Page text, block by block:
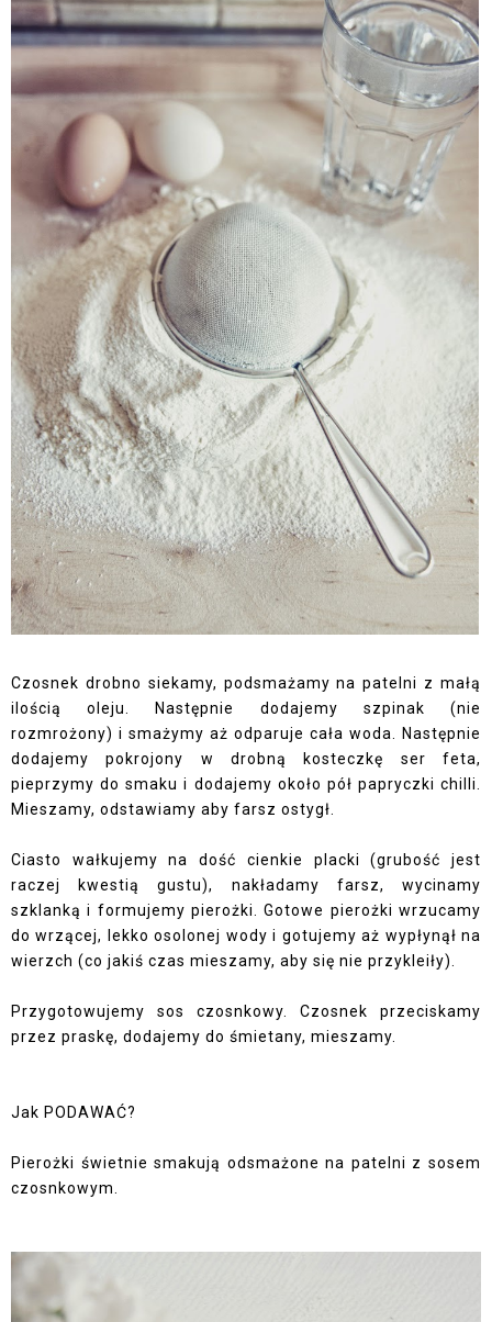
Czosnek drobno siekamy, podsmażamy na patelni z małą
ilością oleju. Następnie dodajemy szpinak (nie
rozmrożony) i smażymy aż odparuje cała woda. Następnie
dodajemy pokrojony w drobną kosteczkę ser feta,
pieprzymy do smaku i dodajemy około pół papryczki chilli.
Mieszamy, odstawiamy aby farsz ostygł.
Ciasto wałkujemy na dość cienkie placki (grubość jest
raczej kwestią gustu), nakładamy farsz, wycinamy
szklanką i formujemy pierożki. Gotowe pierożki wrzucamy
do wrzącej, lekko osolonej wody i gotujemy aż wypłynął na
wierzch (co jakiś czas mieszamy, aby się nie przykleiły).
Przygotowujemy sos czosnkowy. Czosnek przeciskamy
przez praskę, dodajemy do śmietany, mieszamy.
Jak PODAWAĆ?
Pierożki świetnie smakują odsmażone na patelni z sosem
czosnkowym.